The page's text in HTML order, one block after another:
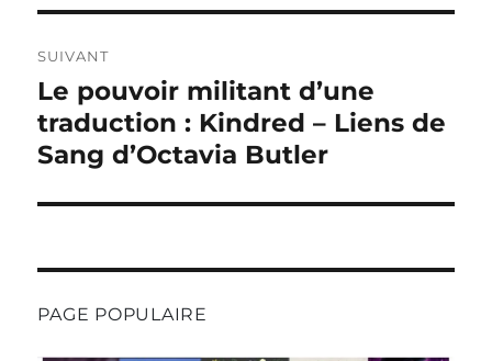
SUIVANT
Publication
suivante :
Le pouvoir militant d’une
traduction : Kindred – Liens de
Sang d’Octavia Butler
PAGE POPULAIRE